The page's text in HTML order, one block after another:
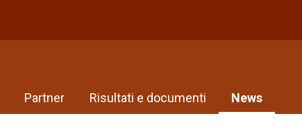
Partner Risultati e documenti News